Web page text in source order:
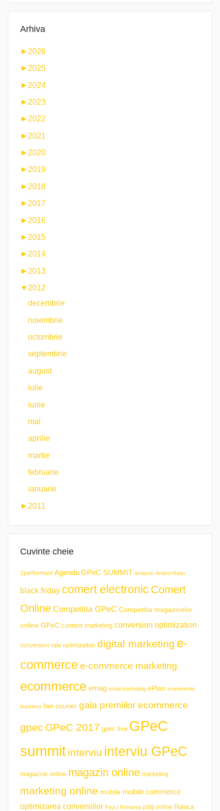
Arhiva
► 2026
► 2025
► 2024
► 2023
► 2022
► 2021
► 2020
►2019
► 2018
► 2017
► 2016
► 2015
► 2014
► 2013
▼ 2012
decembrie
noiembrie
octombrie
septembrie
august
iulie
iunie
mai
aprilie
martie
februarie
ianuarie
► 2011
Cuvinte cheie
2performant Agenda GPeC SUMMIT amazon Andrei Radu
black friday comert electronic Comert
Online Competitia GPeC Competitia magazinelor
online GPeC content marketing conversion optimization
conversion rate optimization digital marketing e-
commerce e-commerce marketing
ecommerce emag email marketing ePlan evenimente
business fan courier gala premiilor ecommerce
gpec GPeC 2017 gpec live GPeC
summit interviu interviu GPeC
magazine online magazin online marketing
marketing online mobile mobile commerce
optimizarea conversiilor PayU Romania plăți online Raluca